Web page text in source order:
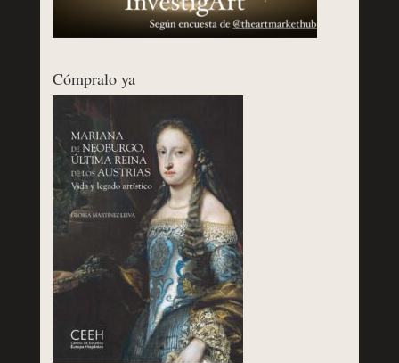
Cómpralo ya